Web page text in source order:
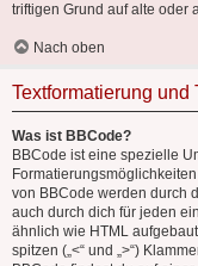
triftigen Grund auf alte oder
Nach oben
Textformatierung und
Was ist BBCode?
BBCode ist eine spezielle
von BBCode werden durch
auch durch dich für jeden
ähnlich wie HTML
spitzen („<“ und „>“)